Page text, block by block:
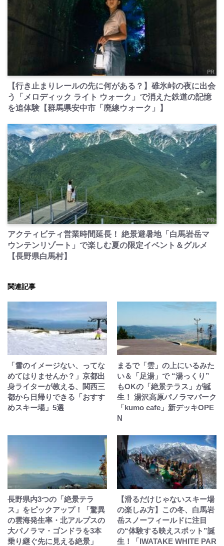
PR
【行き止まりレールの先に何がある？】碓氷峠の夜に出会
う「メロディック ライト ウォーク」で消えた鉄道の記憶
を追体験【群馬県安中市「廃線ウォーク」】
PR
アクティビティ営業時間延長！ 絶景避暑地「白馬岩岳マ
ウンテンリゾート」で楽しむ夏の限定イベント＆グルメ
【長野県白馬村】
関連記事
「雪のイメージない、ってな
めてはりませんか？」京都出
身ライターが教える、関西三
都から日帰りできる「おすす
めスキー場」5選
まるで「雲」の上にいるみた
い＆「足湯」で “湯っくり”
もOKの「絶景テラス」が誕
生！ 湯沢高原パノラマパーク
「kumo cafe」新デッキOPE
N
長野県内3つの「絶景テラ
ス」をピックアップ！「驚異
の雲海発生率・北アルプスの
大パノラマ・ゴンドラを3本
乗り継ぐ先に見える絶景」
【滑るだけじゃないスキー場
の楽しみ方】この冬、白馬岩
岳スノーフィールドに注目
の“体験する映えスポット”誕
生！「IWATAKE WHITE PAR